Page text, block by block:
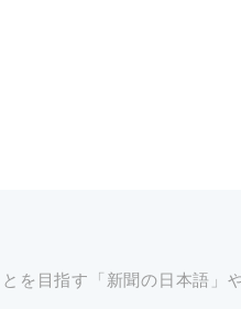
を目指す「新聞の日本語」